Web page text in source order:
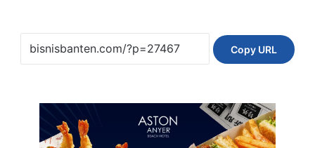
Copy URL